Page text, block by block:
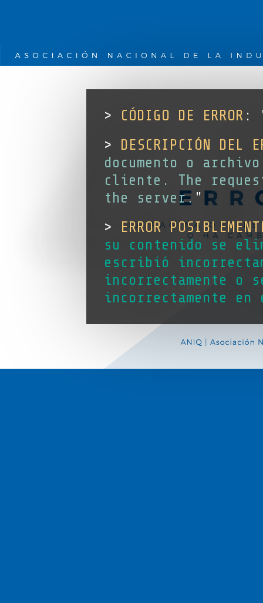
CÓDIGO DE ERROR
:
DESCRIPCIÓN DEL
documento o
cliente. The
the server."
ERROR
su contenido se
escribió
incorrectamente o
incorrectamente
responsable del